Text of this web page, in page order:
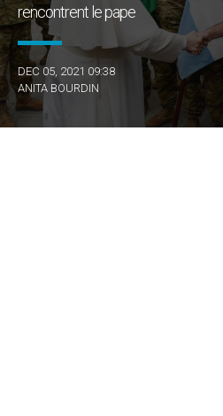
rencontrent le pape
DEC 05, 2021 09:38
ANITA BOURDIN